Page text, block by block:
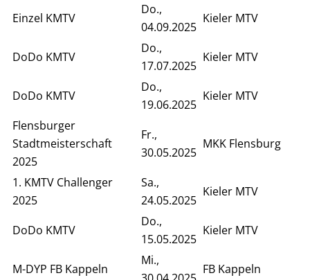
Einzel KMTV
Do.,
04.09.2025
Kieler MTV
DoDo KMTV
Do.,
17.07.2025
Kieler MTV
DoDo KMTV
Do.,
19.06.2025
Kieler MTV
Flensburger
Stadtmeisterschaft
2025
Fr.,
30.05.2025
MKK Flensburg
1. KMTV Challenger
2025
Sa.,
24.05.2025
Kieler MTV
DoDo KMTV
Do.,
15.05.2025
Kieler MTV
M-DYP FB Kappeln
Mi.,
FB Kappeln